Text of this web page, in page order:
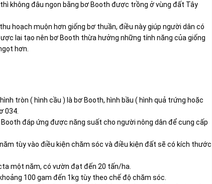
không đâu ngon bằng bơ Booth được trồng ở vùng đất Tây
hoạch muộn hơn giống bơ thuần, điều này giúp người dân có
lai tạo nên bơ Booth thừa hưởng những tính năng của giống
hơn.
tròn ( hình cầu ) là bơ Booth, hình bầu ( hình quả trứng hoặc
034.
đáp ứng được năng suất cho người nông dân để cung cấp
tùy vào điều kiện chăm sóc và điều kiện đất sẽ có kích thước
một năm, có vườn đạt đến 20 tấn/ha.
100 gam đến 1kg tùy theo chế độ chăm sóc.